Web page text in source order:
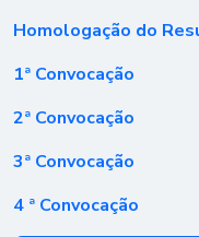
Homologação do
1ª Convocação
2ª Convocação
3ª Convocação
4 ª Convocação